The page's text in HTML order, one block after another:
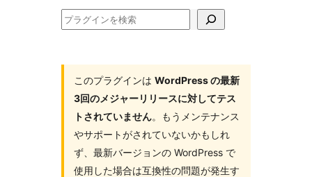
プ
このプラグインは WordPress の最新
3回のメジャーリリースに対してテス
トされていません。もうメンテナンス
やサポートがされていないかもしれ
ず、最新バージョンの WordPress で
使用した場合は互換性の問題が発生す